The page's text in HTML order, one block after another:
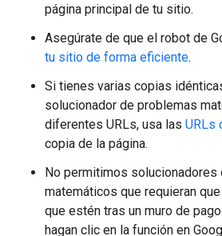
página principal de tu sitio.
Asegúrate de que el robot de
tu sitio de forma eficiente.
Si tienes varias copias
solucionador de problemas
diferentes URLs, usa las URLs
copia de la página.
No permitimos solucionadores
matemáticos que requieran
que estén tras un muro de
hagan clic en la función en